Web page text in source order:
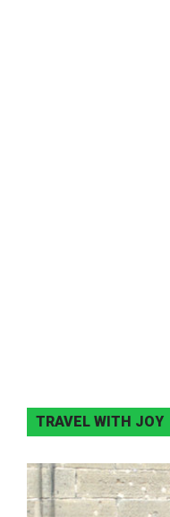
TRAVEL WITH JOY